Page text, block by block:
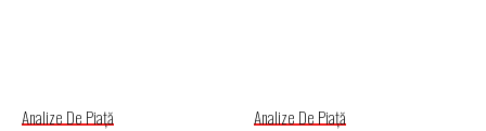
Analize De Piață Analize De Piață